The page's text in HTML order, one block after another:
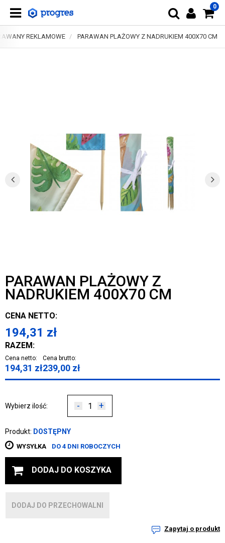
0
REKLAMOWE PARAWAN PLAŻOWY Z NADRUKIEM 400X70 CM
PARAWAN PLAŻOWY Z
NADRUKIEM 400X70 CM
CENA NETTO:
194,31 zł
RAZEM:
Cena netto:
194,31 zł
Cena brutto:
239,00 zł
Wybierz ilość: - +
Produkt: DOSTĘPNY
WYSYŁKA DO 4 DNI ROBOCZYCH
DODAJ DO KOSZYKA
DODAJ DO PRZECHOWALNI
Zapytaj o produkt